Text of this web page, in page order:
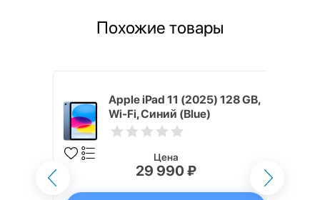
Похожие товары
Apple iPad 11 (2025) 128 GB,
Wi-Fi, Синий (Blue)
Цена
29 990 ₽